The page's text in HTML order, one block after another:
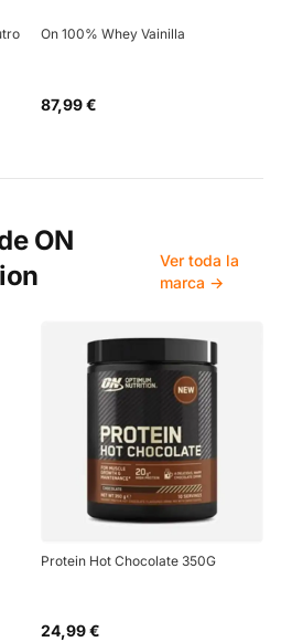
On 100% Whey Vainilla
87,99 €
ON
Ver toda la
marca →
Protein Hot Chocolate 350G
24,99 €